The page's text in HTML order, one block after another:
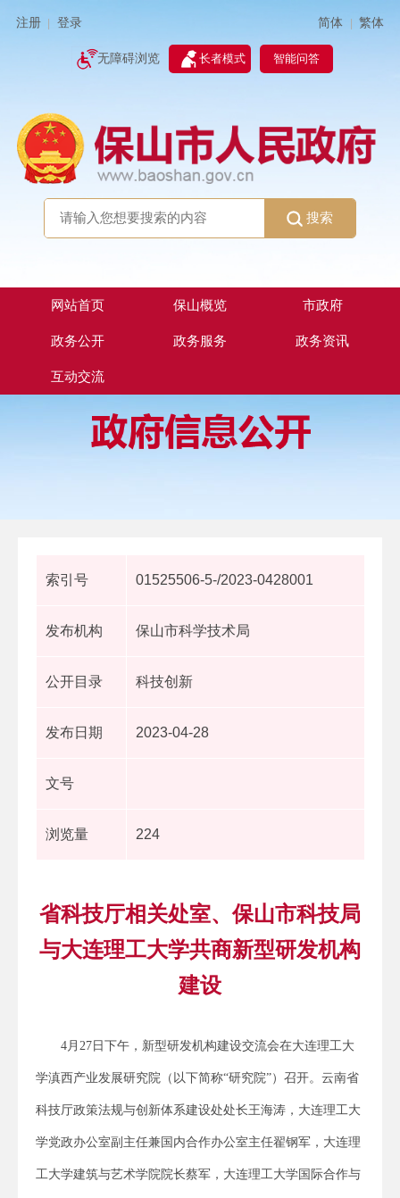
注册 登录 简体 | 繁体
无障碍浏览 长者模式 智能问答
搜索
网站首页 保山概览 市政府
政务公开 政务服务 政务资讯
互动交流
索引号 01525506-5-/2023-0428001
发布机构 保山市科学技术局
公开目录 科技创新
发布日期 2023-04-28
文号
浏览量 224
省科技厅相关处室、保山市科技局
与大连理工大学共商新型研发机构
建设
4月27日下午，新型研发机构建设交流会在大连理工大
学滇西产业发展研究院（以下简称“研究院”）召开。云南省
科技厅政策法规与创新体系建设处处长王海涛，大连理工大
学党政办公室副主任兼国内合作办公室主任翟钢军，大连理
工大学建筑与艺术学院院长蔡军，大连理工大学国际合作与